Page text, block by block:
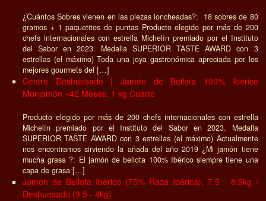
¿Cuántos Sobres vienen en las piezas loncheadas?: 18 sobres de 80
gramos + 1 paquetitos de puntas Producto elegido por más de 200
chefs internacionales con estrella Michelín premiado por el Instituto
del Sabor en 2023. Medalla SUPERIOR TASTE AWARD con 3
estrellas (el máximo) Toda una joya gastronómica apreciada por los
mejores gourmets del […]
Centro Deshuesado | Jamón de Bellota 100% Ibérico
Monjamón +42 Meses, 1 kg Cuarto
Producto elegido por más de 200 chefs internacionales con estrella
Michelín premiado por el Instituto del Sabor en 2023. Medalla
SUPERIOR TASTE AWARD con 3 estrellas (el máximo) Actualmente
nos encontramos sirviendo la añada del año 2019 ¿Mi jamón tiene
mucha grasa ?: El jamón de bellota 100% Ibérico siempre tiene una
capa de grasa […]
Jamón de Bellota Ibérico (75% Raza Ibérica), 7.5 - 8.5kg /
Deshuesado (3.5 - 4kg)